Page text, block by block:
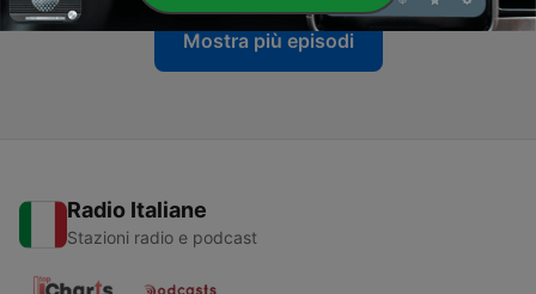
Mostra più episodi
Radio Italiane
Stazioni radio e podcast